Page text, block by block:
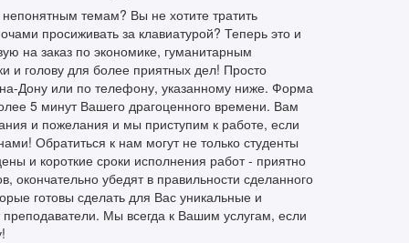
темам? Вы не хотите тратить
просиживать за клавиатурой? Теперь это и
на заказ по экономике, гуманитарным
голову для более приятных дел! Просто
Дону или по телефону, указанному ниже. Форма
5 минут Вашего драгоценного времени. Вам
и пожелания и мы приступим к работе, если
Обратиться к нам могут не только студенты
и короткие сроки исполнения работ - приятно
окончательно убедят в правильности сделанного
готовы сделать для Вас уникальные и
Мы всегда к Вашим услугам, если